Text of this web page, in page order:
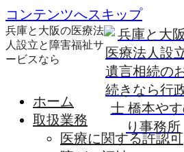
コンテンツへスキップ
兵庫と大阪の医療法
人設立と障害福祉サ
ービスなら
ホーム
取扱業務
医療に関する許認可